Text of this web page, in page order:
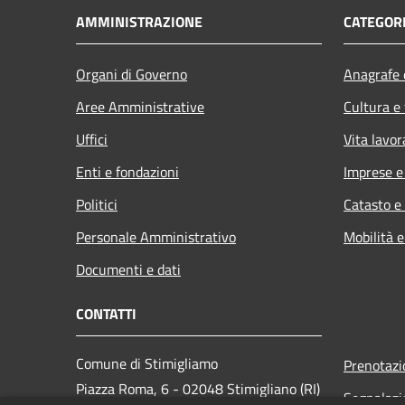
AMMINISTRAZIONE
Organi di Governo
Aree Amministrative
Uffici
Enti e fondazioni
Politici
Personale Amministrativo
Documenti e dati
Cultura
Vita
Imprese
Catasto
Mobilità
CONTATTI
Comune di Stimigliamo
Piazza Roma, 6 - 02048 Stimigliano (RI)